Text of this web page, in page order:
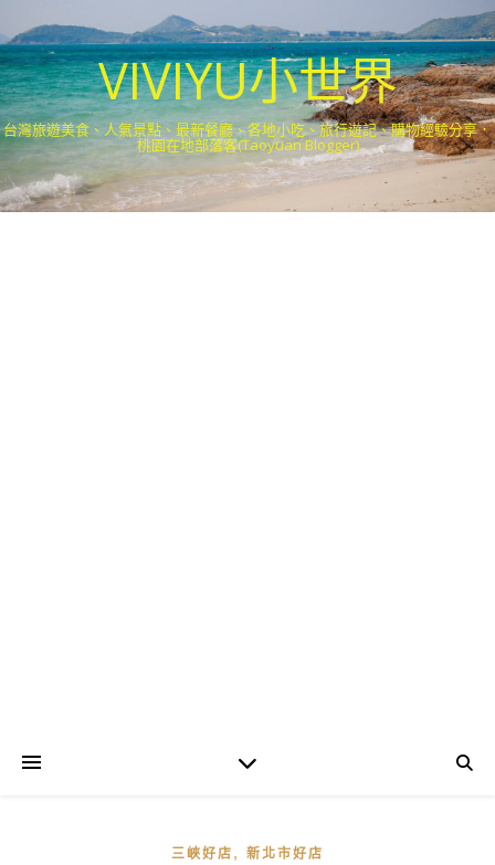
VIVIYU小世界
台灣旅遊美食、人氣景點、最新餐廳、各地小吃、旅行遊記、購物經驗分享．
桃園在地部落客(Taoyuan Blogger)
三峽好店 , 新北市好店